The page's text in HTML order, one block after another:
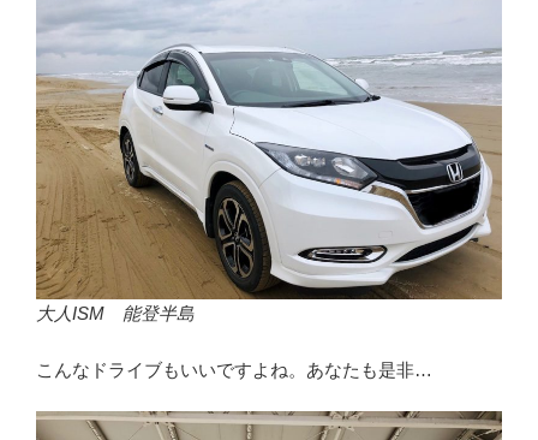
大人ISM 能登半島
こんなドライブもいいですよね。あなたも是非…